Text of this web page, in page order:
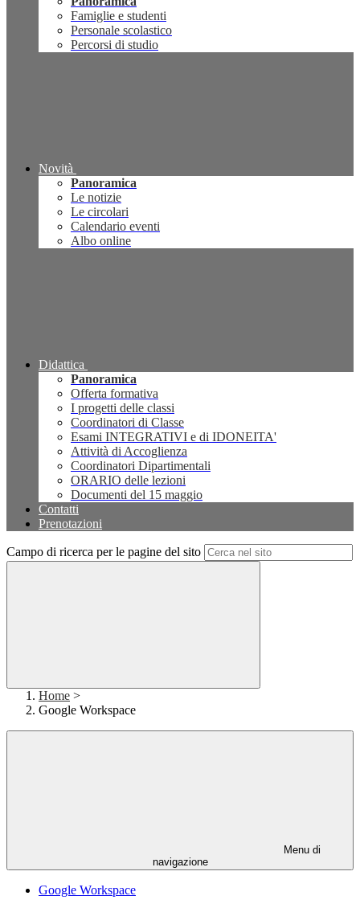
Famiglie e studenti
Personale scolastico
Percorsi di studio
Novità
Panoramica
Le notizie
Le circolari
Calendario eventi
Albo online
Didattica
Panoramica
Offerta formativa
I progetti delle classi
Coordinatori di Classe
Esami INTEGRATIVI e di IDONEITA'
Attività di Accoglienza
Coordinatori Dipartimentali
ORARIO delle lezioni
Documenti del 15 maggio
Contatti
Prenotazioni
Campo di ricerca per le pagine del sito
Home >
Google Workspace
Menu di
navigazione
Google Workspace